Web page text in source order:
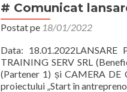
# Comunicat
Postat pe 18/01/2022
Data:
TRAINING SERV SRL
(Partener 1) și CAMERA DE
proiectului „Start în